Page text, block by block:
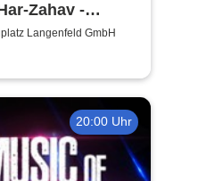
Zahav -
romantischen
/
Langenfeld GmbH
20:00 Uhr